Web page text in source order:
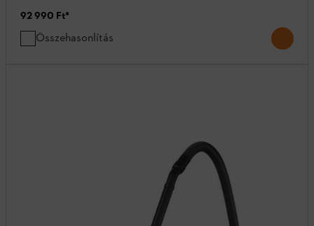
92 990 Ft*
Összehasonlítás